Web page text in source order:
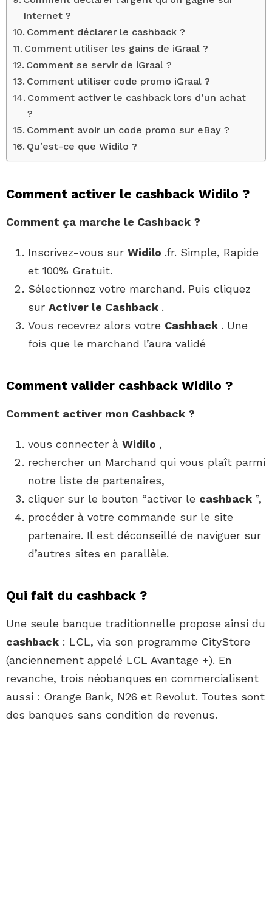
Internet ?
Comment déclarer le cashback ?
Comment utiliser les gains de iGraal ?
Comment se servir de iGraal ?
Comment utiliser code promo iGraal ?
Comment activer le cashback lors d’un achat
?
Comment avoir un code promo sur eBay ?
Qu’est-ce que Widilo ?
Comment activer le cashback Widilo ?
Comment ça marche le Cashback ?
Inscrivez-vous sur Widilo .fr. Simple, Rapide
et 100% Gratuit.
Sélectionnez votre marchand. Puis cliquez
sur Activer le Cashback .
Vous recevrez alors votre Cashback . Une
fois que le marchand l’aura validé
Comment valider cashback Widilo ?
Comment activer mon Cashback ?
vous connecter à Widilo ,
rechercher un Marchand qui vous plaît parmi
notre liste de partenaires,
cliquer sur le bouton “activer le cashback ”,
procéder à votre commande sur le site
partenaire. Il est déconseillé de naviguer sur
d’autres sites en parallèle.
Qui fait du cashback ?
Une seule banque traditionnelle propose ainsi du
cashback : LCL, via son programme CityStore
(anciennement appelé LCL Avantage +). En
revanche, trois néobanques en commercialisent
aussi : Orange Bank, N26 et Revolut. Toutes sont
des banques sans condition de revenus.